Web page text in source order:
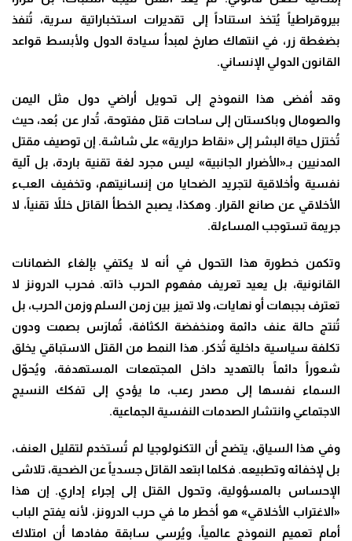
بيروقراطياً يُتخذ استناداً إلى تقديرات استخباراتية سرية، تُنفذ
بضغطة زر، في انتهاك صارخ لمبدأ سيادة الدول ولأبسط قواعد
القانون الدولي الإنساني.
وقد أفضى هذا النموذج إلى تحويل أراضي دول مثل اليمن
والصومال وباكستان إلى ساحات قتل مفتوحة، تُدار عن بُعد، حيث
تُختزل حياة البشر إلى «نقاط حرارية» على شاشة. إن توصيف مقتل
المدنيين بـ«الأضرار الجانبية» ليس مجرد لغة تقنية باردة، بل آلية
نفسية وأخلاقية لتجريد الضحايا من إنسانيتهم، وتخفيف العبء
الأخلاقي عن صانع القرار. وهكذا، يصبح الخطأ القاتل خللاً تقنياً، لا
جريمة تستوجب المساءلة.
وتكمن خطورة هذا التحول في أنه لا يكتفي بإلغاء الضمانات
القانونية، بل يعيد تعريف مفهوم الحرب ذاته. فحرب الدرونز لا
تعترف بجبهات أو نهايات، ولا تميز بين زمن السلم وزمن الحرب، بل
تُنتج حالة عنف دائمة ومنخفضة الكثافة، تُمارَس بصمت ودون
تكلفة سياسية داخلية تُذكر. هذا النمط من القتل الاستباقي يخلق
شعوراً دائماً بالتهديد داخل المجتمعات المستهدفة، ويُحوّل
السماء نفسها إلى مصدر رعب، ما يؤدي إلى تفكك النسيج
الاجتماعي وانتشار الصدمات النفسية الجماعية.
وفي هذا السياق، يتضح أن التكنولوجيا لم تُستخدم لتقليل العنف،
بل لإخفائه وتطبيعه. فكلما ابتعد القاتل جسدياً عن الضحية، تلاشى
الإحساس بالمسؤولية، وتحول القتل إلى إجراء إداري. إن هذا
«الاغتراب الأخلاقي» هو أخطر ما في حرب الدرونز، لأنه يفتح الباب
أمام تعميم النموذج عالمياً، ويُرسي سابقة مفادها أن امتلاك